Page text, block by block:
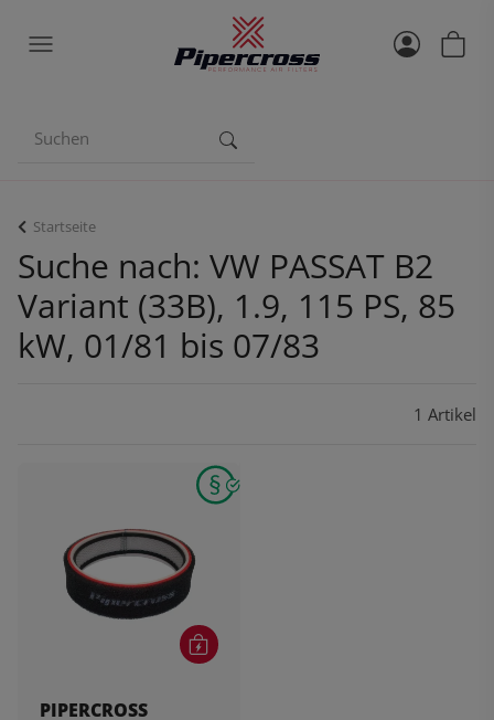
Startseite
Suche nach: VW PASSAT B2
Variant (33B), 1.9, 115 PS, 85
kW, 01/81 bis 07/83
1 Artikel
PIPERCROSS